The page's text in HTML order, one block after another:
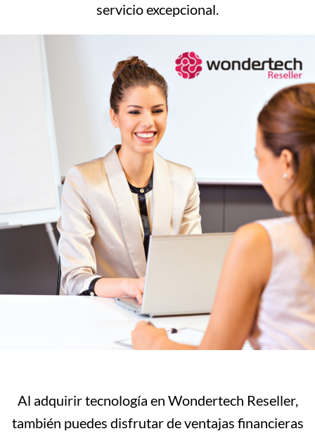
servicio excepcional.
Al adquirir tecnología en Wondertech Reseller,
también puedes disfrutar de ventajas financieras